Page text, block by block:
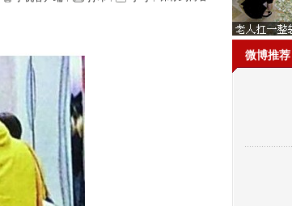
微博推荐